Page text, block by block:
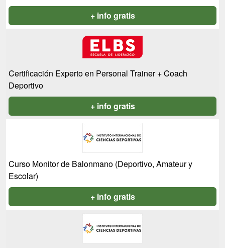
+ info gratis
Certificación Experto en Personal Trainer + Coach
Deportivo
+ info gratis
Curso Monitor de Balonmano (Deportivo, Amateur y
Escolar)
+ info gratis